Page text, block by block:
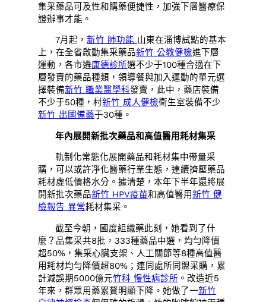
集采藥品可及性和購藥便捷性，加強下層醫療保
證辦事才能。
7月起，新竹 肺功能 山東在淄博試點的基本
上，在全省啟動集采藥品新竹 公教健檢進下層
運動，各市遴康德診所選不少于100種合適在下
層發賣的藥品種類，領導餐與加入運動的單元選
擇裝備新竹 職業醫學科發賣，此中，藥店裝備
不少于50種，村新竹 成人健檢衛生室裝備不少
新竹 出國備藥于30種。
年內展開新批次藥品和高值醫用耗材集采
軌制化常態化展開藥品和耗材集中帶量采
購，可以或許凈化醫藥行業生態，連續擠壓藥品
耗材虛低價格水分。據清楚，本年下半年還將展
開新批次藥品新竹 HPV疫苗和高值醫用新竹 健
檢報告 異常耗材集采。
截至今朝，國度組織藥此刻，她看到了什
麼？品集采共8批，333種藥品中選，均勻降價
超50%，集采心臟支架、人工關節等8種高值醫
用耗材均勻降價超80%；連同處所同盟采購，累
計減誤期5000億元竹科 慢性病診所 。改造近5
年來，群眾用藥累贅明顯下降。她做了一新竹